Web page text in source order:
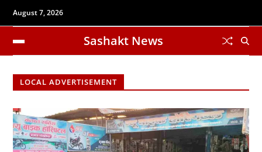
August 7, 2026
Sashakt News
LOCAL ADVERTISEMENT